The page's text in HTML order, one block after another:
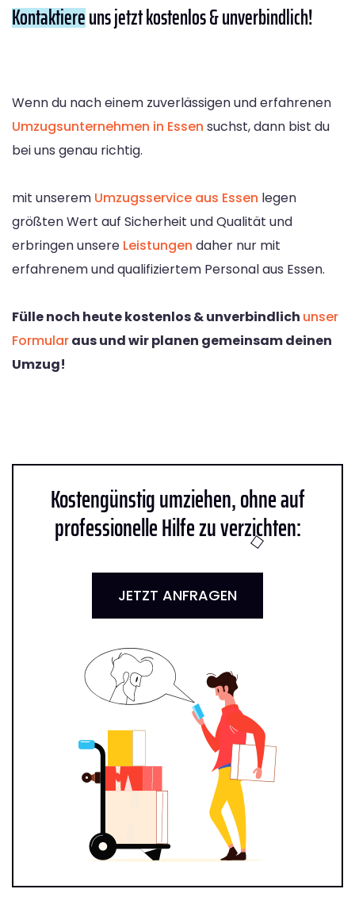
Kontaktiereuns jetzt kostenlos & unverbindlich!
Wenn du nach einem zuverlässigen und erfahrenen
Umzugsunternehmen in Essen suchst, dann bist du
bei uns genau richtig.
mit unserem Umzugsservice aus Essen legen
größten Wert auf Sicherheit und Qualität und
erbringen unsere Leistungen daher nur mit
erfahrenem und qualifiziertem Personal aus Essen.
Fülle noch heute kostenlos & unverbindlich unser
Formularaus und wir planen gemeinsam deinen
Umzug!
Kostengünstig umziehen, ohne auf
professionelle Hilfe zu verzichten:
JETZT ANFRAGEN